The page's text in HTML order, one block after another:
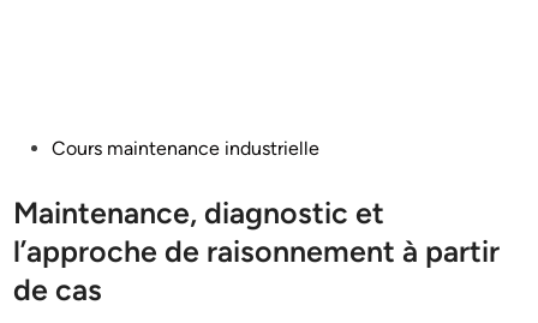
PostedCours maintenance industrielle
Maintenance, diagnostic et
l’approche de raisonnement à partir
de cas